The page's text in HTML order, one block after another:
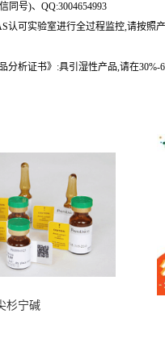
同号)、QQ:3004654993
认可实验室进行全过程监控,请按照
分析证书》:具引湿性产品,请在
杉宁碱